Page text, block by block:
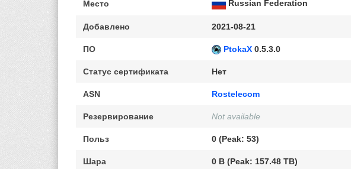
Место Russian Federation
Добавлено 2021-08-21
ПО PtokaX 0.5.3.0
Статус сертификата Нет
ASN Rostelecom
Резервирование Not available
Польз 0 (Peak: 53)
Шара 0 B (Peak: 157.48 TB)